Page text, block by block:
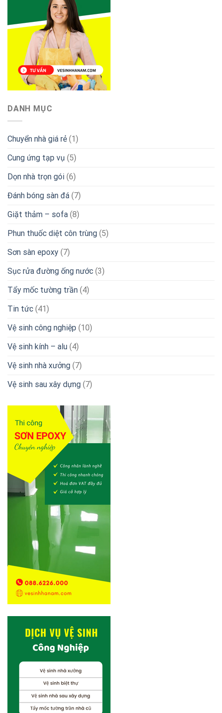
DANH MỤC
Chuyển nhà giá rẻ (1)
Cung ứng tạp vụ (5)
Dọn nhà trọn gói (6)
Đánh bóng sàn đá (7)
Giặt thảm – sofa (8)
Phun thuốc diệt côn trùng (5)
Sơn sàn epoxy (7)
Sục rửa đường ống nước (3)
Tẩy mốc tường trần (4)
Tin tức (41)
Vệ sinh công nghiệp (10)
Vệ sinh kính – alu (4)
Vệ sinh nhà xưởng (7)
Vệ sinh sau xây dựng (7)